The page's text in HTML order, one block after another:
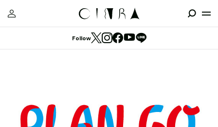
Follow